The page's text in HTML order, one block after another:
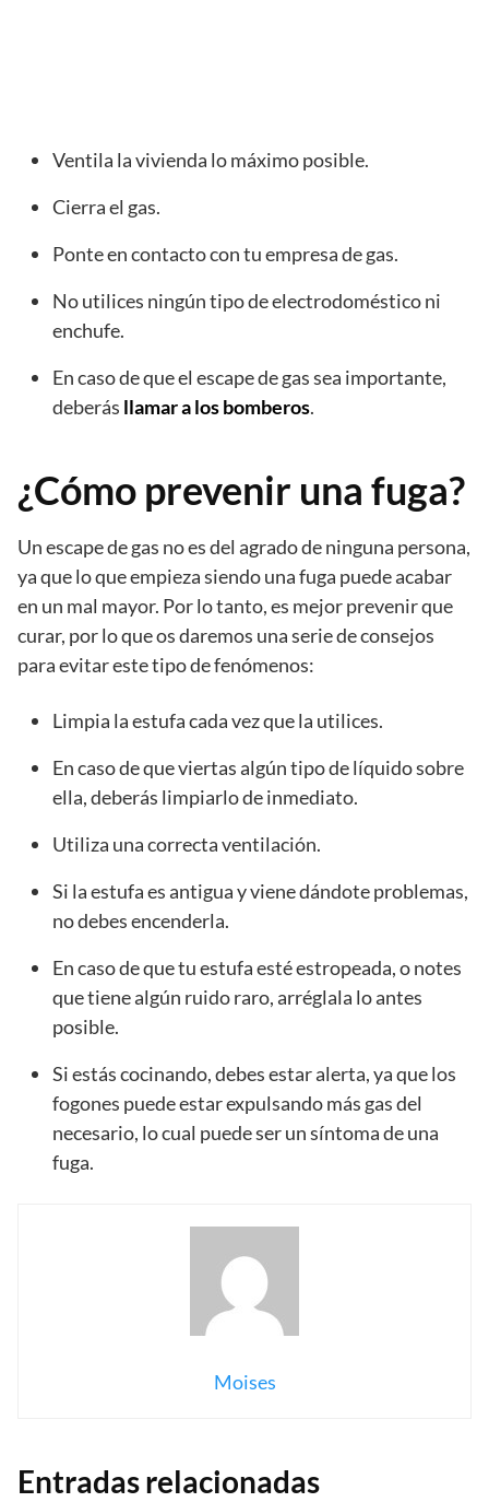
Ventila la vivienda lo máximo posible.
Cierra el gas.
Ponte en contacto con tu empresa de gas.
No utilices ningún tipo de electrodoméstico ni
enchufe.
En caso de que el escape de gas sea importante,
deberás llamar a los bomberos.
¿Cómo prevenir una fuga?
Un escape de gas no es del agrado de ninguna persona,
ya que lo que empieza siendo una fuga puede acabar
en un mal mayor. Por lo tanto, es mejor prevenir que
curar, por lo que os daremos una serie de consejos
para evitar este tipo de fenómenos:
Limpia la estufa cada vez que la utilices.
En caso de que viertas algún tipo de líquido sobre
ella, deberás limpiarlo de inmediato.
Utiliza una correcta ventilación.
Si la estufa es antigua y viene dándote problemas,
no debes encenderla.
En caso de que tu estufa esté estropeada, o notes
que tiene algún ruido raro, arréglala lo antes
posible.
Si estás cocinando, debes estar alerta, ya que los
fogones puede estar expulsando más gas del
necesario, lo cual puede ser un síntoma de una
fuga.
Moises
Entradas relacionadas